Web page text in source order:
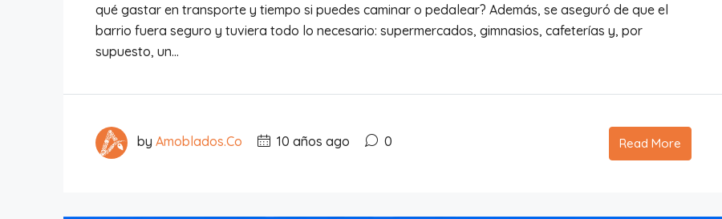
qué gastar en transporte y tiempo si puedes caminar o pedalear? Además, se aseguró de que el
barrio fuera seguro y tuviera todo lo necesario: supermercados, gimnasios, cafeterías y, por
supuesto, un...
by Amoblados.Co 10 años ago 0 Read More